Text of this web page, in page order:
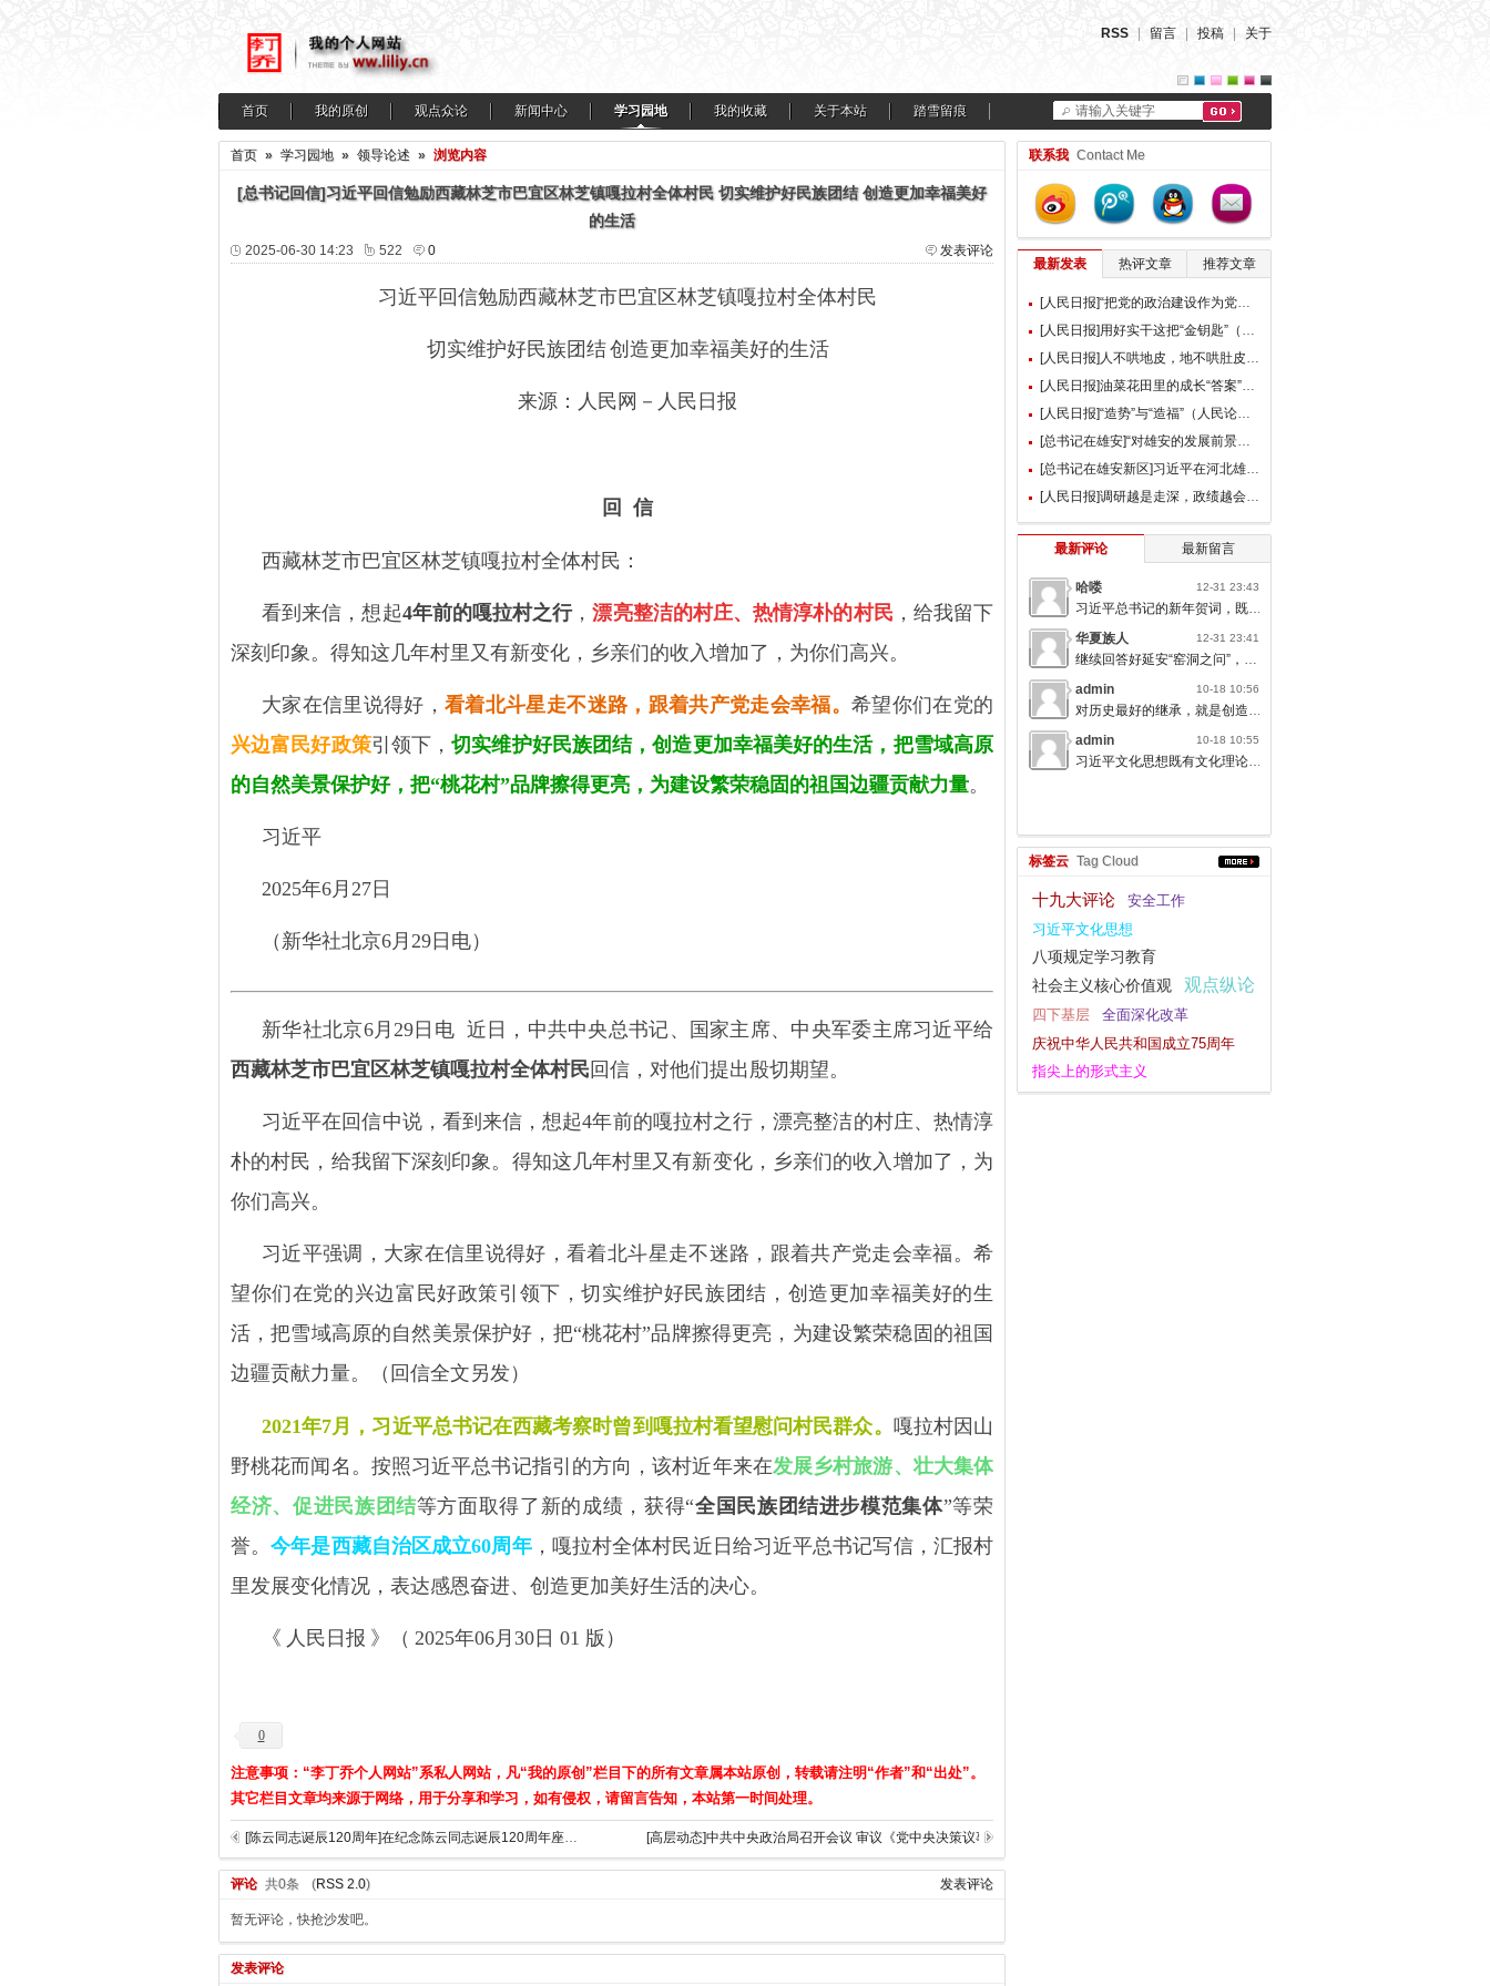
RSS 留言 投稿 关于
请输入关键字
首页 我的原创 观点众论 新闻中心 学习园地 我的收藏 关于本站 踏雪留痕
首页 » 学习园地 » 领导论述 » 浏览内容
[总书记回信]习近平回信勉励西藏林芝市巴宜区林芝镇嘎拉村全体村民 切实维护好民族团结 创造更加幸福美好
的生活
2025-06-30 14:23 522 0 发表评论
习近平回信勉励西藏林芝市巴宜区林芝镇嘎拉村全体村民
切实维护好民族团结创造更加幸福美好的生活
来源： 人民网－人民日报
回 信
西藏林芝市巴宜区林芝镇嘎拉村全体村民：
看到来信，想起4年前的嘎拉村之行，漂亮整洁的村庄、热情淳朴的村民 ，给我留下
深刻印象。得知这几年村里又有新变化，乡亲们的收入增加了，为你们高兴。
大家在信里说得好，看着北斗星走不迷路，跟着共产党走会幸福。 希望你们在党的
兴边富民好政策引领下，切实维护好民族团结，创造更加幸福美好的生活，把雪域高原
的自然美景保护好，把“桃花村”品牌擦得更亮，为建设繁荣稳固的祖国边疆贡献力量。
习近平
2025年6月 27 日
（新华社北京6月 29 日电）
新华社北京6月29 日电 近日，中共中央总书记、国家主席、中央军委主席习近平给
西藏林芝市巴宜区林芝镇嘎拉村全体村民 回信，对他们提出殷切期望。
习近平在回信中说，看到来信，想起4年前的嘎拉村之行，漂亮整洁的村庄、热情淳
朴的村民，给我留下深刻印象。得知这几年村里又有新变化，乡亲们的收入增加了，为
你们高兴。
习近平强调，大家在信里说得好，看着北斗星走不迷路，跟着共产党走会幸福。希
望你们在党的兴边富民好政策引领下，切实维护好民族团结，创造更加幸福美好的生
活，把雪域高原的自然美景保护好，把“桃花村”品牌擦得更亮，为建设繁荣稳固的祖国
边疆贡献力量。（回信全文另发）
2021年7月，习近平总书记在西藏考察时曾到嘎拉村看望慰问村民群众。 嘎拉村因山
野桃花而闻名。按照习近平总书记指引的方向，该村近年来在发展乡村旅游、壮大集体
经济、促进民族团结等方面取得了新的成绩，获得“全国民族团结进步模范集体”等荣
誉。今年是西藏自治区成立60周年，嘎拉村全体村民近日给习近平总书记写信，汇报村
里发展变化情况，表达感恩奋进、创造更加美好生活的决心。
《 人民日报 》（ 2025年06 月 30日 01 版）
0
注意事项：“李丁乔个人网站”系私人网站，凡“我的原创”栏目下的所有文章属本站原创，转载请注明“作者”和“出处”。
其它栏目文章均来源于网络，用于分享和学习，如有侵权，请留言告知，本站第一时间处理。
[高层动态]中共中央政治局召开会议 审议《党中央决策议事协调机构工作条例》 中共中央总书记习近平主持会议
评论 共0条 (RSS 2.0) 发表评论
暂无评论，快抢沙发吧。
发表评论
联系我 Contact Me
最新发表 热评文章 推荐文章
最新评论 最新留言
哈喽 12-31 23:43
习近平总书记的新年贺词，既充满温度，又饱含深情，太催人奋进了。
华夏族人
12-31 23:41
继续回答好延安“窑洞之问”，书写无愧于人民的时代答卷。
admin
10-18 10:56
对历史最好的继承，就是创造新的历史；对人类文明最大的礼敬，就是创造人类文明新形态。
admin
10-18 10:55
习近平文化思想既有文化理论观点上的创新和突破，又有文化工作布局上的部署要求，标志着我们党对中国特色社会主义文化建设规律的认识达到了新高度，表明我们党的历史自信、文化自信达到了新高度。
标签云 Tag Cloud
十九大评论
安全工作
习近平文化思想
八项规定学习教育
社会主义核心价值观
观点纵论
四下基层
全面深化改革
庆祝中华人民共和国成立75周年
指尖上的形式主义
群众工作